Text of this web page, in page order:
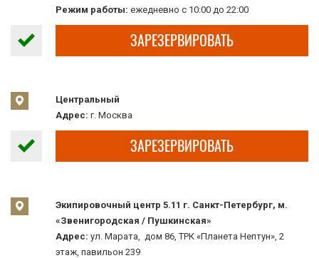
Режим работы: ежедневно с 10:00 до 22:00
ЗАРЕЗЕРВИРОВАТЬ
Центральный
Адрес: г. Москва
ЗАРЕЗЕРВИРОВАТЬ
Экипировочный центр 5.11 г. Санкт-Петербург, м.
«Звенигородская / Пушкинская»
Адрес: ул. Марата, дом 86, ТРК «Планета Нептун», 2
этаж, павильон 239